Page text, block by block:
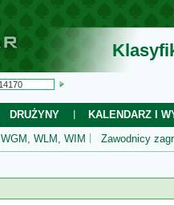
DRUŻYNY
KALENDARZ I
WGM, WLM, WIM Zawodnicy